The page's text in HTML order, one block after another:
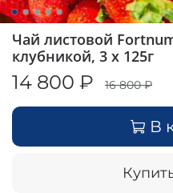
Чай листовой
клубникой, 3 x 125г
14 800 ₽ 16 800 ₽
В